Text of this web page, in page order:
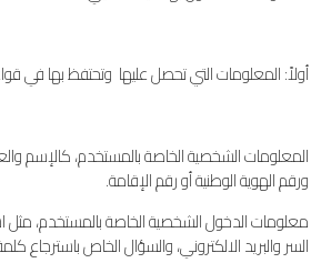
أولاً: المعلومات التي تحصل عليها وتحتفظ بها في قواعد
المعلومات الشخصية الخاصة بالمستخدم، كالإسم
ورقم الهوية الوطنية أو رقم الإقامة.
معلومات الدخول الشخصية الخاصة بالمستخدم،
السر والبريد الالكتروني، والسؤال الخاص باسترجاع